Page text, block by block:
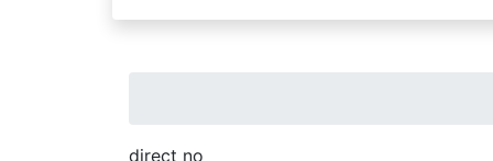
direct no